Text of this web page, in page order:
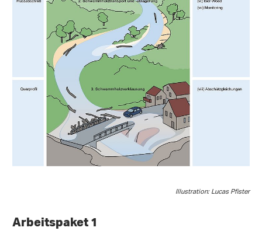
Illustration: Lucas Pfister
Arbeitspaket 1